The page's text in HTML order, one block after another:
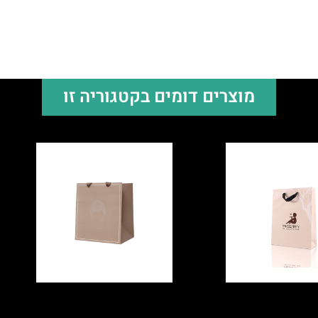
מוצרים דומים בקטגוריה זו